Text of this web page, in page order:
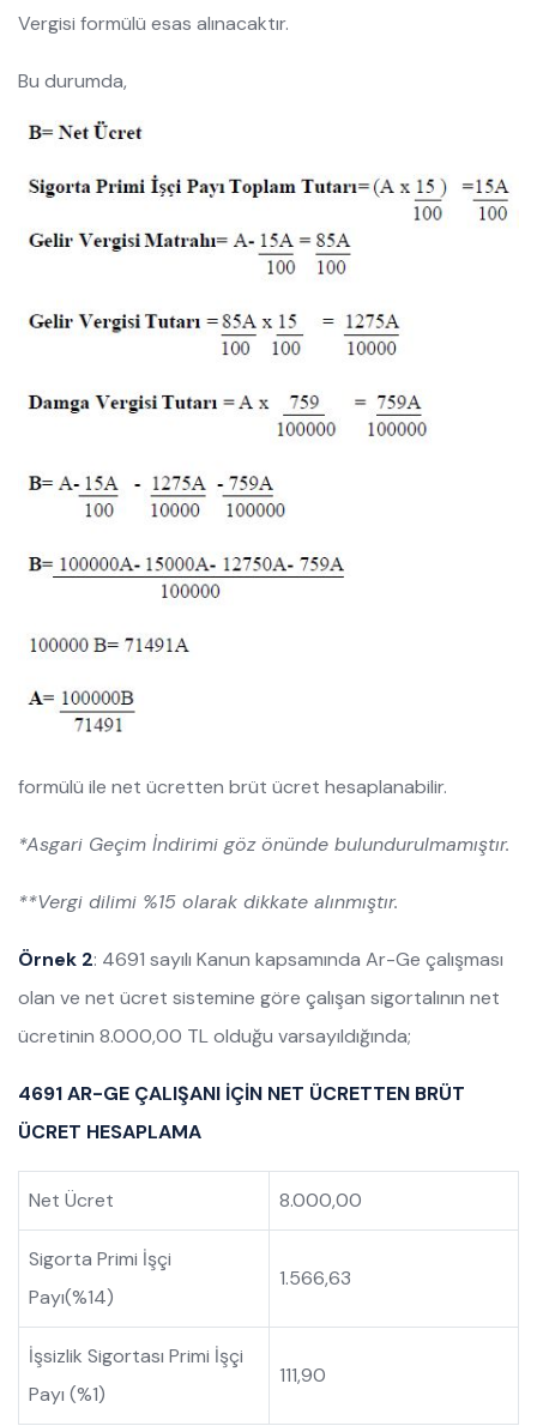
Vergisi formülü esas alınacaktır.
Bu durumda,
formülü ile net ücretten brüt ücret hesaplanabilir.
*Asgari Geçim İndirimi göz önünde bulundurulmamıştır.
**Vergi dilimi %15 olarak dikkate alınmıştır.
Örnek 2: 4691 sayılı Kanun kapsamında Ar-Ge çalışması
olan ve net ücret sistemine göre çalışan sigortalının net
ücretinin 8.000,00 TL olduğu varsayıldığında;
4691 AR-GE ÇALIŞANI İÇİN NET ÜCRETTEN BRÜT
ÜCRET HESAPLAMA
Net Ücret 8.000,00
Sigorta Primi İşçi
Payı(%14)
1.566,63
İşsizlik Sigortası Primi İşçi
Payı (%1)
111,90